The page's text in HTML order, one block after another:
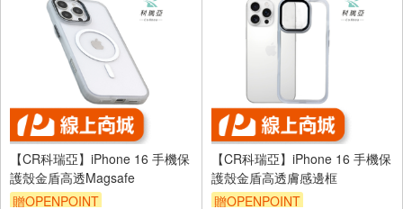
【CR科瑞亞】iPhone 16 手機保
護殼金盾高透Magsafe
贈OPENPOINT
【CR科瑞亞】iPhone 16 手機保
護殼金盾高透膚感邊框
贈OPENPOINT